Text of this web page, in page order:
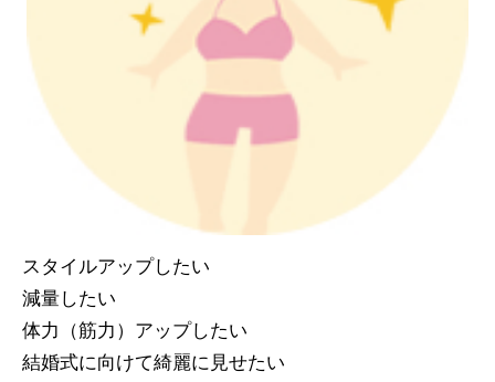
スタイルアップしたい
減量したい
体力（筋力）アップしたい
結婚式に向けて綺麗に見せたい